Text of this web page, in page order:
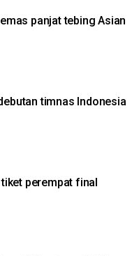
panjat tebing Asian
timnas Indonesia
perempat final